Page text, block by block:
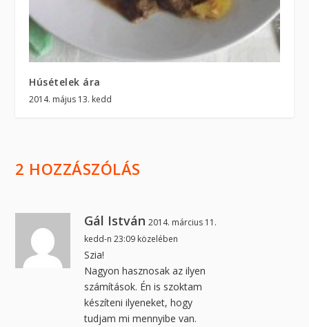
Húsételek ára
2014. május 13. kedd
2 HOZZÁSZÓLÁS
Gál István 2014. március 11.
kedd-n 23:09 közelében
Szia!
Nagyon hasznosak az ilyen
számítások. Én is szoktam
készíteni ilyeneket, hogy
tudjam mi mennyibe van.